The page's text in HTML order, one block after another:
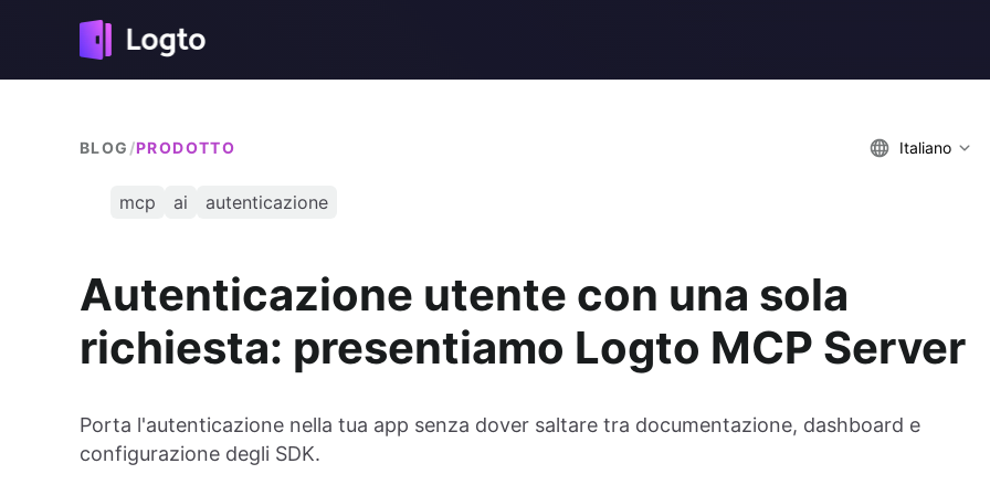
BLOG /PRODOTTO Italiano
mcp ai autenticazione
Autenticazione utente con una sola
richiesta: presentiamo Logto MCP Server
Porta l'autenticazione nella tua app senza dover saltare tra documentazione, dashboard e
configurazione degli SDK.